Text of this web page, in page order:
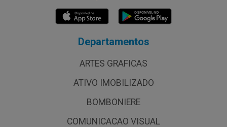
Departamentos
ARTES GRAFICAS
ATIVO IMOBILIZADO
BOMBONIERE
COMUNICACAO VISUAL